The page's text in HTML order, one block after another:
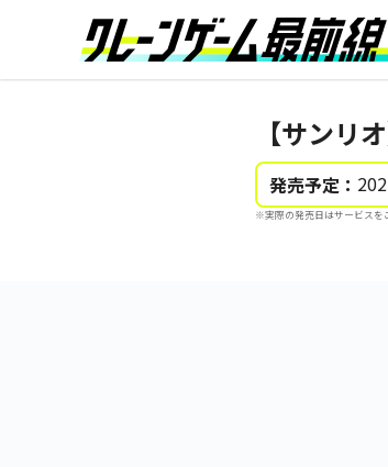
【サンリ
発売予定：
※実際の発売日はサービスを